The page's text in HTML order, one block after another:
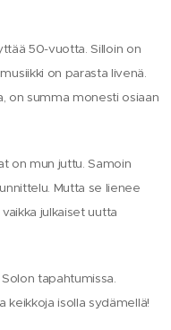
50-vuotta. Silloin on
on parasta livenä.
on summa monesti osiaan
on mun juttu. Samoin
Mutta se lienee
julkaiset uutta
tapahtumissa.
keikkoja isolla sydämellä!